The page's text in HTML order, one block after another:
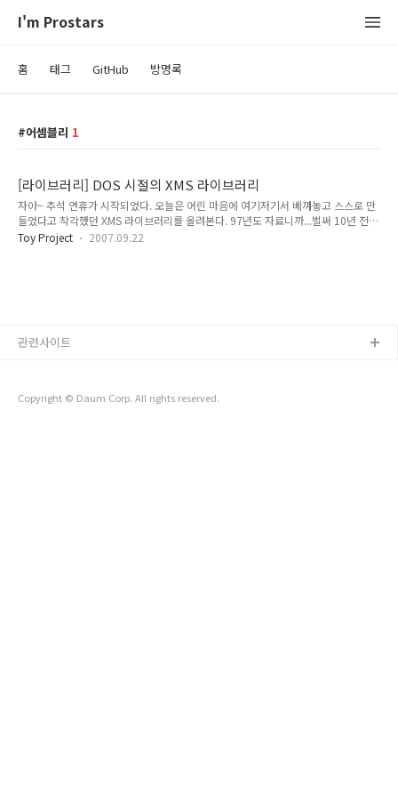
I'm Prostars
홈 태그 GitHub 방명록
어셈블리 1
[라이브러리] DOS 시절의 XMS 라이브러리
자아~ 추석 연휴가 시작되었다. 오늘은 어린 마음에 여기저기서 베껴놓고 스스로 만
들었다고 착각했던 XMS 라이브러리를 올려본다. 97년도 자료니까...벌써 10년 전이
다... 내 나이가...ㅠ,ㅠ...벌써...험..험... 역시 이것도 홈페이지에 올려놨던 자료를 옮겨
Toy Project 2007.09.22
Copyright © Daum Corp. All rights reserved.
관련사이트